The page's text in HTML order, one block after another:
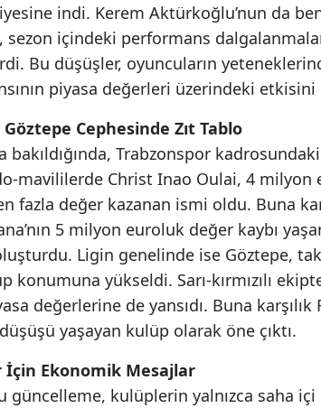
Muğla
Muş
Ordu
Rize
Sakarya
Samsun
Siirt
Sivas
indi. Kerem Aktürkoğlu’nun da
içindeki performans
Bu düşüşler, oyuncuların
piyasa değerleri üzerindeki etkisini
Cephesinde Zıt Tablo
bakıldığında, Trabzonspor
mavililerde Christ Inao Oulai, 4 milyon
fazla değer kazanan ismi oldu. Buna
5 milyon euroluk değer kaybı
Ligin genelinde ise Göztepe,
konumuna yükseldi. Sarı-kırmızılı
değerlerine de yansıdı. Buna karşılık
yaşayan kulüp olarak öne çıktı.
Ekonomik Mesajlar
güncelleme, kulüplerin yalnızca saha